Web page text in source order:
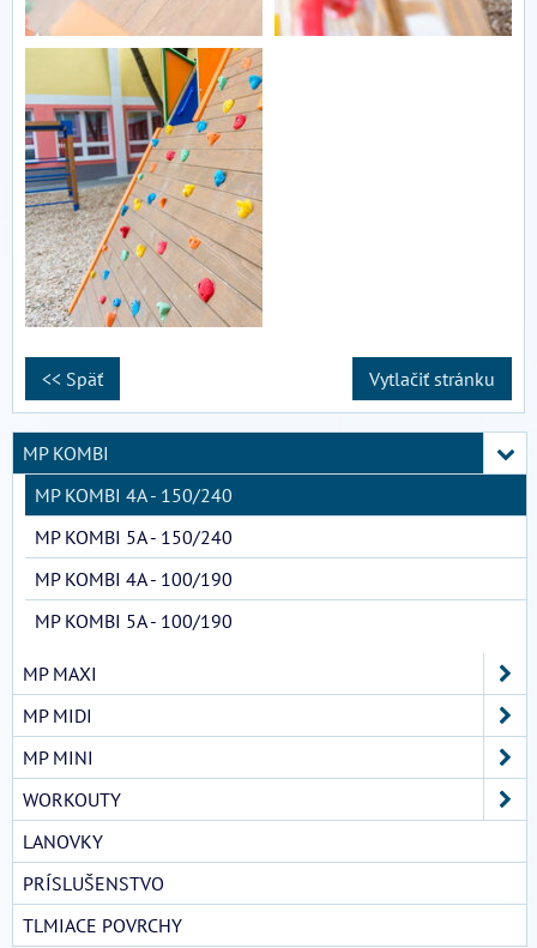
Vytlačiť stránku
<< Späť
MP KOMBI
MP KOMBI 4A - 150/240
MP KOMBI 5A - 150/240
MP KOMBI 4A - 100/190
MP KOMBI 5A - 100/190
MP MAXI
MP MIDI
MP MINI
WORKOUTY
LANOVKY
PRÍSLUŠENSTVO
TLMIACE POVRCHY